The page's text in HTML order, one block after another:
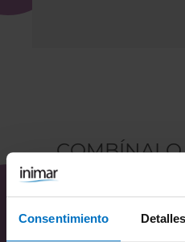
Consentimiento Detalles